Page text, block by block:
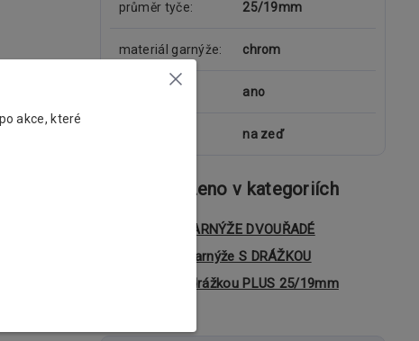
jak
průměr tyče 25/19mm
materiál garnýže chrom
ano
na zeď
Zboží zařazeno v kategoriích
KOVOVÉ GARNÝŽE DVOUŘADÉ
Dvouřadé garnýže S DRÁŽKOU
Garnýže s drážkou PLUS 25/19mm
akce, které